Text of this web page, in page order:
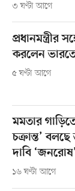
৩ ঘণ্টা আগে
প্রধানমন্ত্রীর
করলেন
৫ ঘণ্টা আগে
মমতার
চক্রান্ত’
দাবি
১৬ ঘণ্টা আগে